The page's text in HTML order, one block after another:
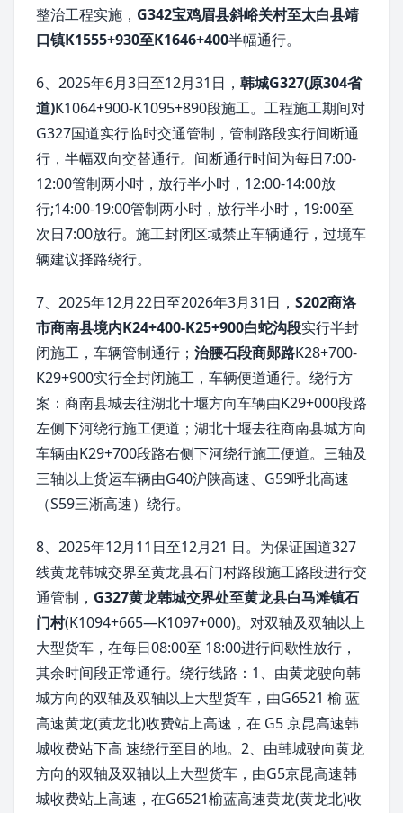
整治工程实施， G342宝鸡眉县斜峪关村至太白县靖
口镇K1555+930至K1646+400半幅通行。
6、2025年6月3日至12月31日， 韩城G327(原304省
道)K1064+900-K1095+890段施工。工程施工期间对
G327国道实行临时交通管制，管制路段实行间断通
行，半幅双向交替通行。间断通行时间为每日7:00-
12:00管制两小时，放行半小时，12:00-14:00放
行;14:00-19:00管制两小时，放行半小时，19:00至
次日7:00放行。施工封闭区域禁止车辆通行，过境车
辆建议择路绕行。
7、2025年12月22日至2026年3月31日， S202商洛
市商南县境内K24+400-K25+900白蛇沟段实行半封
闭施工，车辆管制通行； 治腰石段商郧路K28+700-
K29+900实行全封闭施工，车辆便道通行。绕行方
案：商南县城去往湖北十堰方向车辆由K29+000段路
左侧下河绕行施工便道；湖北十堰去往商南县城方向
车辆由K29+700段路右侧下河绕行施工便道。三轴及
三轴以上货运车辆由G40沪陕高速、G59呼北高速
（S59三淅高速）绕行。
8、2025年12月11日至12月21 日。为保证国道327
线黄龙韩城交界至黄龙县石门村路段施工路段进行交
通管制， G327黄龙韩城交界处至黄龙县白马滩镇石
门村(K1094+665—K1097+000)。对双轴及双轴以上
大型货车，在每日08:00至 18:00进行间歇性放行，
其余时间段正常通行。绕行线路：1、由黄龙驶向韩
城方向的双轴及双轴以上大型货车，由G6521 榆 蓝
高速黄龙(黄龙北)收费站上高速，在 G5 京昆高速韩
城收费站下高 速绕行至目的地。2、由韩城驶向黄龙
方向的双轴及双轴以上大型货车，由G5京昆高速韩
城收费站上高速，在G6521榆蓝高速黄龙(黄龙北)收